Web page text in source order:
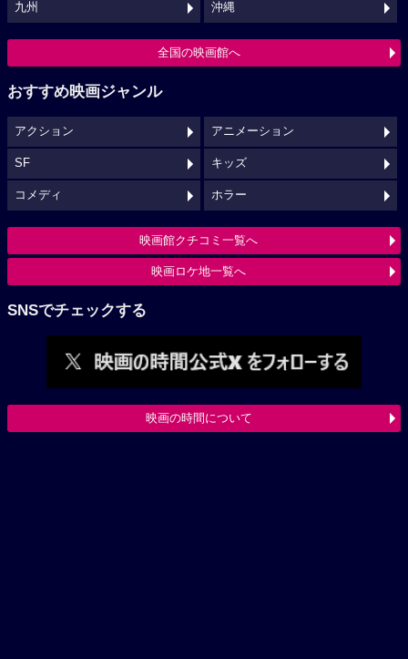
九州 沖縄
全国の映画館へ
おすすめ映画ジャンル
アクション アニメーション
SF キッズ
コメディ ホラー
映画館クチコミ一覧へ
映画ロケ地一覧へ
SNSでチェックする
映画の時間について